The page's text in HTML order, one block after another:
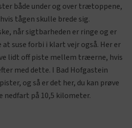
både under og over trætoppene,
tågen skulle brede sig.
når sigtbarheden er ringe og er
suse forbi i klart vejr også. Her er
lidt off piste mellem træerne, hvis
med dette. I Bad Hofgastein
og så er det her, du kan prøve
på 10,5 kilometer.